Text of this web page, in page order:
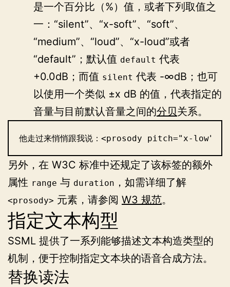
是一个百分比（%）值，或者下列取值之
一：“silent”、“x-soft”、“soft”、
“medium”、“loud”、“x-loud”或者
“default”；默认值 default 代表
+0.0dB；而值 silent 代表 -∞dB；也可
以使用一个类似 ±x dB 的值，代表指定的
音量与目前默认音量之间的分贝关系。
他走过来悄悄跟我说：<prosody pitch="x-low"
另外，在 W3C 标准中还规定了该标签的额外
属性 range 与 duration ，如需详细了解
<prosody> 元素，请参阅 W3 规范。
指定文本构型
SSML 提供了一系列能够描述文本构造类型的
机制，便于控制指定文本块的语音合成方法。
替换读法